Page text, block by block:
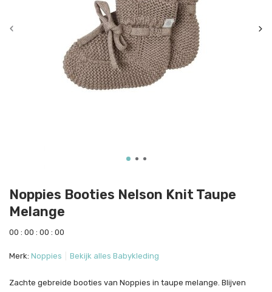
Noppies Booties Nelson Knit Taupe
Melange
00 : 00 : 00 : 00
Merk: Noppies Bekijk alles Babykleding
Zachte gebreide booties van Noppies in taupe melange. Blijven